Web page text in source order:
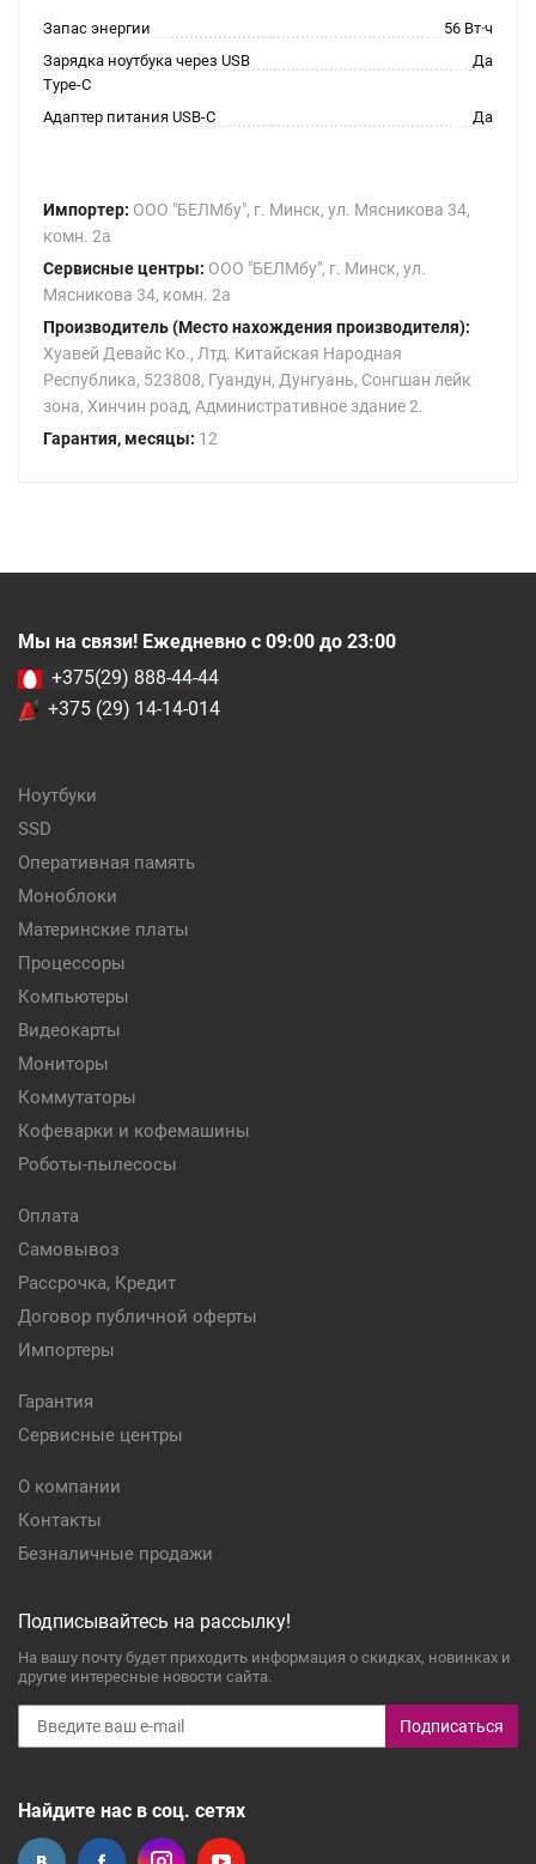
Запас энергии
56 Вт·ч
Зарядка ноутбука через USB
Type-C
Да
Адаптер питания USB-C Да
Импортер: ООО "БЕЛМбу", г. Минск, ул. Мясникова 34,
комн. 2а
Сервисные центры: ООО "БЕЛМбу", г. Минск, ул.
Мясникова 34, комн. 2а
Производитель (Место нахождения производителя):
Хуавей Девайс Ко., Лтд. Китайская Народная
Республика, 523808, Гуандун, Дунгуань, Сонгшан лейк
зона, Хинчин роад, Административное здание 2.
Гарантия, месяцы: 12
Мы на связи! Ежедневно с 09:00 до 23:00
+375(29) 888-44-44
+375 (29) 14-14-014
Ноутбуки
SSD
Оперативная память
Моноблоки
Материнские платы
Процессоры
Компьютеры
Видеокарты
Мониторы
Коммутаторы
Кофеварки и кофемашины
Роботы-пылесосы
Оплата
Самовывоз
Рассрочка, Кредит
Договор публичной оферты
Импортеры
Гарантия
Сервисные центры
О компании
Контакты
Безналичные продажи
Подписывайтесь на рассылку!
На вашу почту будет приходить информация о скидках, новинках и
другие интересные новости сайта.
Подписаться
Найдите нас в соц. сетях